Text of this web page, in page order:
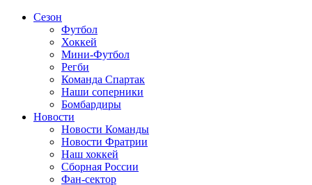
Сезон
Футбол
Хоккей
Мини-Футбол
Регби
Команда Спартак
Наши соперники
Бомбардиры
Новости
Новости Команды
Новости Фратрии
Наш хоккей
Сборная России
Фан-cектор